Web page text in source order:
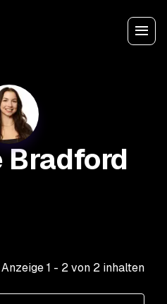
Bradford
Anzeige1 - 2von 2 inhalten